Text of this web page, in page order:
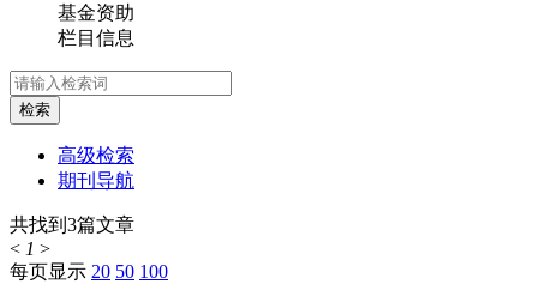
基金资助
栏目信息
检索
高级检索
期刊导航
共找到 3篇文章
< 1 >
每页显示 20 50 100